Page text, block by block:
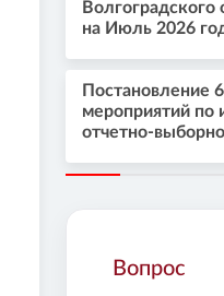
Волгоградского
на Июль 2026
Постановление
мероприятий
отчетно-
Вопрос